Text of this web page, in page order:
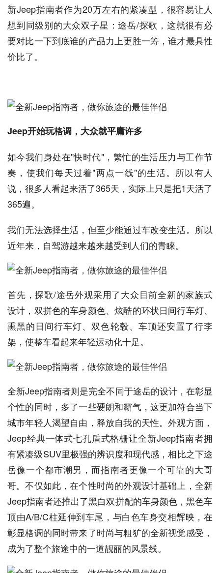
新Jeep指南者作为20万左右的紧凑型，很容易让人
想到同级别的大众双子星：途岳/探歌，这就很有必
要对比一下到底谁的产品力上更胜一筹，谁才最具性
价比了。
Jeep开始玩格调，大众就平庸许多
如今我们身处在"快时代"，繁忙的生活压力与工作节
奏，使我们每天过着"两点一线"的生活。所以有人
说，很多人看起来活了365天，实际上只是把1天活了
365遍。
我们无法选择生活，但至少能通过车改变生活。所以
近年来，自驾游越来越来越受到人们的青睐。
首先，探歌/途岳外观采用了大众目前全新的家族式
设计，双拼色的车身颜色、炫酷的环状日间行车灯、
熏黑的日间行车灯、双色轮毂、车顶还安置了行李
架，使整车看起来年轻运动化十足。
全新Jeep指南者则是完全不同于途岳的设计，在彰显
个性的同时，多了一些硬朗和霸气，这更加符合当下
城市年轻人渴望自由，释放自我的天性。外观方面，
Jeep经典一体式七孔盾式格栅让全新Jeep指南者拥
有紧凑级SUV里极强的辨识度和现代感，相比之下途
岳像一个都市潮男，而指南者更像一个可靠的大哥
哥。不仅如此，在个性时尚的外观设计基础上，全新
Jeep指南者还推出了黑白双拼配的车身颜色，黑色车
顶由A/B/C柱延伸到车尾，与白色车身交相辉映，在
彰显格调的同时带来了时尚与粗犷的全新视觉感受，
成为了整个旅途中的一道靓丽的风景线。